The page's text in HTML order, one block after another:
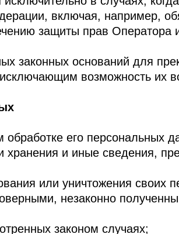
включая, например,
защиты прав Оператора
законных оснований для
возможность их
его персональных
хранения и иные сведения,
или уничтожения своих
незаконно
законом случаях;